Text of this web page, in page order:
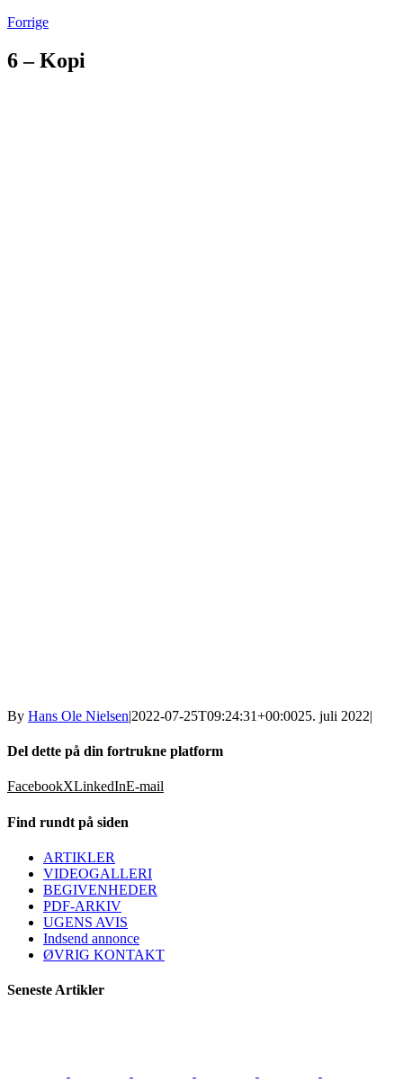
Forrige
6 – Kopi
By Hans Ole Nielsen|2022-07-25T09:24:31+00:0025. juli 2022|
Del dette på din fortrukne platform
FacebookXLinkedInE-mail
Find rundt på siden
ARTIKLER
VIDEOGALLERI
BEGIVENHEDER
PDF-ARKIV
UGENS AVIS
Indsend annonce
ØVRIG KONTAKT
Seneste Artikler